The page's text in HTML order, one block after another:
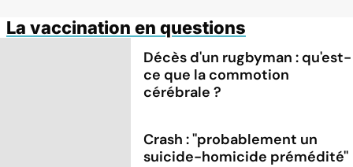
La vaccination en questions
Décès d'un rugbyman : qu'est-
ce que la commotion
cérébrale ?
Crash : ''probablement un
suicide-homicide prémédité''